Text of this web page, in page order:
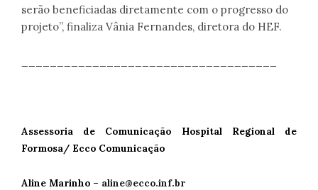
serão beneficiadas diretamente com o progresso do
projeto”, finaliza Vânia Fernandes, diretora do HEF.
Assessoria de Comunicação Hospital Regional de
Formosa/ Ecco Comunicação
Aline Marinho – aline@ecco.inf.br